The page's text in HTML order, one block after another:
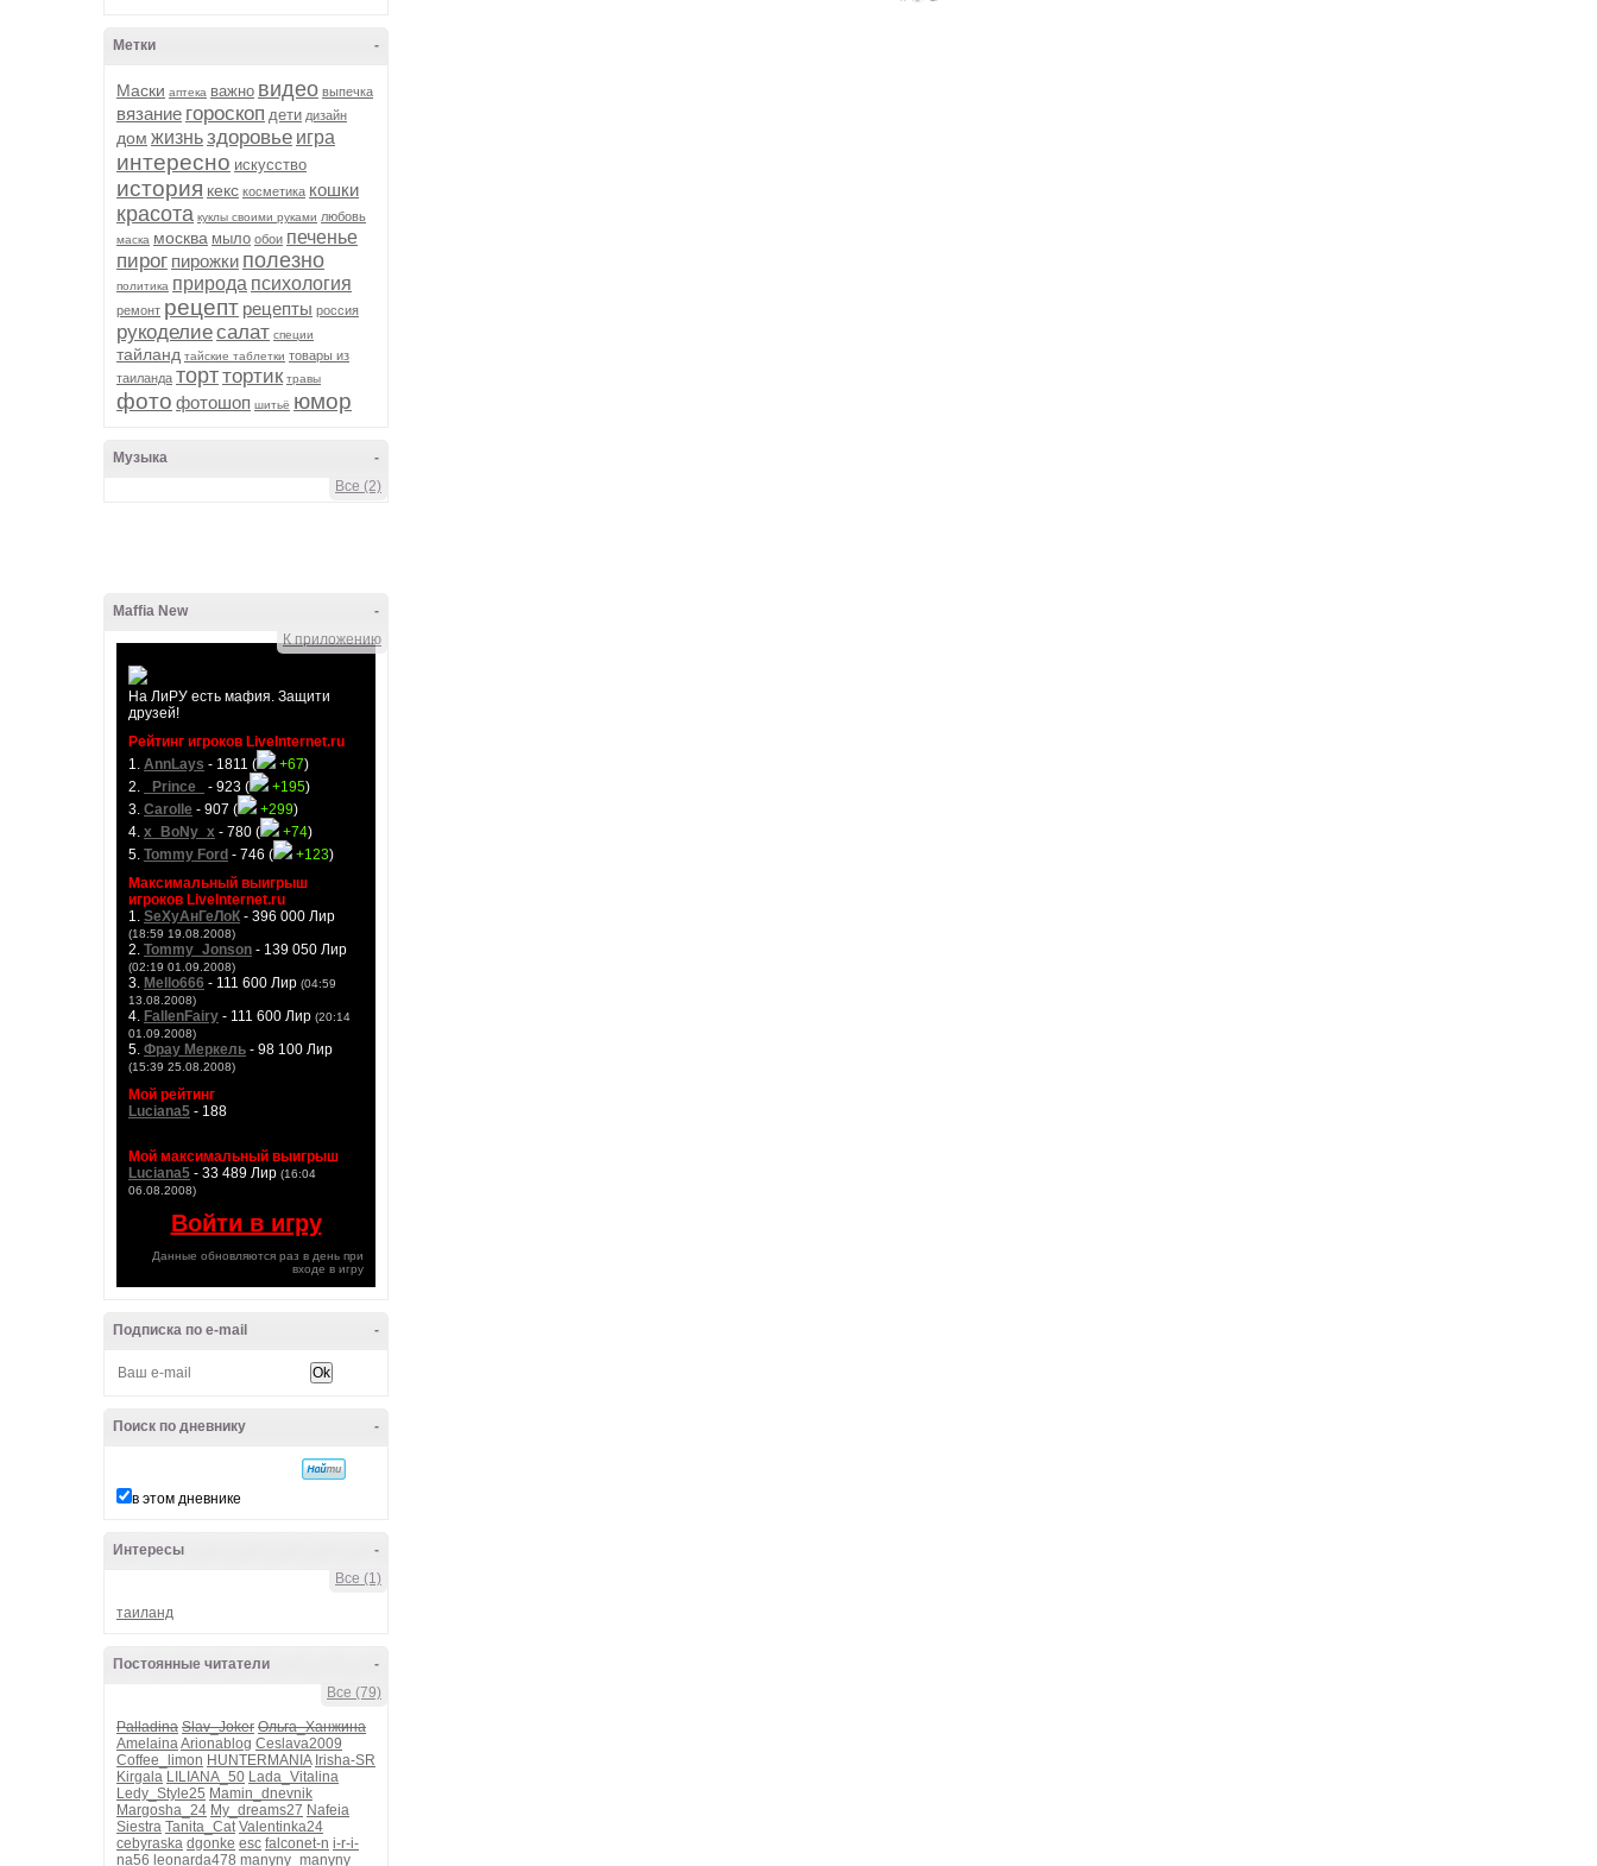
-
Метки
Маски аптека важно видео выпечка
вязание гороскоп дети дизайн
дом жизньздоровье игра
интересно искусство
история кекс косметика кошки
красота куклы своими руками любовь
маска москва мыло обои печенье
пирог пирожки полезно
политика природа психология
ремонт рецепт рецепты россия
рукоделиесалат специи
тайланд тайские таблетки товары из
таиланда торттортик травы
фото фотошоп шитьё юмор
-
Музыка
Все (2)
-
Maffia New
К приложению
На ЛиРУ есть мафия. Защити
друзей!
Рейтинг игроков LiveInternet.ru
1. AnnLays - 1811 ( +67)
2.
_Prince_ - 923 ( +195)
3. Carolle - 907 ( +299)
4. x_BoNy_x - 780 ( +74)
5. Tommy Ford - 746 ( +123)
Максимальный выигрыш
игроков LiveInternet.ru
1. SeXyАнГеЛоК - 396 000 Лир
(18:59 19.08.2008)
2. Tommy_Jonson - 139 050 Лир
(02:19 01.09.2008)
3. Mello666 - 111 600 Лир (04:59
13.08.2008)
4. FallenFairy - 111 600 Лир (20:14
01.09.2008)
5. Фрау Меркель - 98 100 Лир
(15:39 25.08.2008)
Мой рейтинг
Luciana5 - 188
Мой максимальный выигрыш
Luciana5 - 33 489 Лир (16:04
06.08.2008)
Войти в игру
Данные обновляются раз в день при
входе в игру
-
Подписка по e-mail
-
Поиск по дневнику
в этом дневнике
-
Интересы
Все (1)
таиланд
-
Постоянные читатели
Все (79)
Palladina Slav_Joker Ольга_Ханжина
AmelainaArionablog Ceslava2009
Coffee_limon HUNTERMANIA Irisha-SR
Kirgala LILIANA_50 Lada_Vitalina
Ledy_Style25 Mamin_dnevnik
Margosha_24 My_dreams27 Nafeia
Siestra Tanita_Cat Valentinka24
cebyraska dgonke esc falconet-n i-r-i-
na56 leonarda478 manyny_manyny